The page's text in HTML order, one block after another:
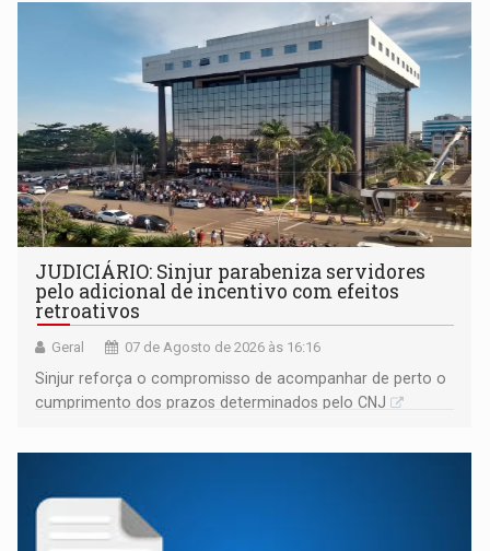
JUDICIÁRIO: Sinjur parabeniza servidores
pelo adicional de incentivo com efeitos
retroativos
Geral 07 de Agosto de 2026 às 16:16
Sinjur reforça o compromisso de acompanhar de perto o
cumprimento dos prazos determinados pelo CNJ